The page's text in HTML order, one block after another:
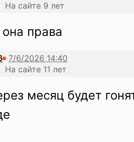
сайте 9 лет
права
сайте 11 лет
месяц будет